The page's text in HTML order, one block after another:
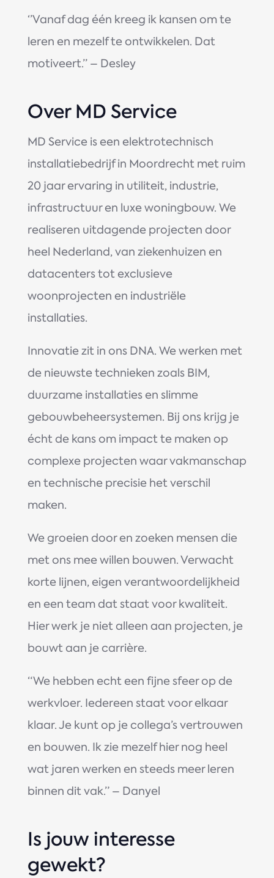
‘’Vanaf dag één kreeg ik kansen om te
leren en mezelf te ontwikkelen. Dat
motiveert.’’ – Desley
Over MD Service
MD Service is een elektrotechnisch
installatiebedrijf in Moordrecht met ruim
20 jaar ervaring in utiliteit, industrie,
infrastructuur en luxe woningbouw. We
realiseren uitdagende projecten door
heel Nederland, van ziekenhuizen en
datacenters tot exclusieve
woonprojecten en industriële
installaties.
Innovatie zit in ons DNA. We werken met
de nieuwste technieken zoals BIM,
duurzame installaties en slimme
gebouwbeheersystemen. Bij ons krijg je
écht de kans om impact te maken op
complexe projecten waar vakmanschap
en technische precisie het verschil
maken.
We groeien door en zoeken mensen die
met ons mee willen bouwen. Verwacht
korte lijnen, eigen verantwoordelijkheid
en een team dat staat voor kwaliteit.
Hier werk je niet alleen aan projecten, je
bouwt aan je carrière.
“We hebben echt een fijne sfeer op de
werkvloer. Iedereen staat voor elkaar
klaar. Je kunt op je collega’s vertrouwen
en bouwen. Ik zie mezelf hier nog heel
wat jaren werken en steeds meer leren
binnen dit vak.” – Danyel
Is jouw interesse
gewekt?